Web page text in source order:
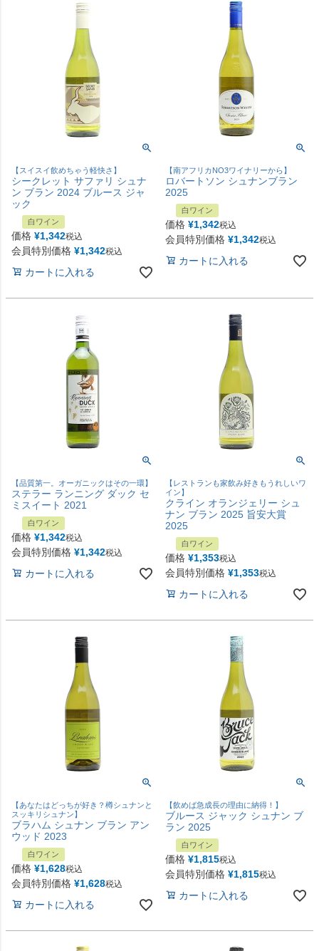
【スイスイ飲めちゃう軽快さ】
シークレット サファリ シュナ
ン ブラン 2024 ブルース ジャ
ック
白ワイン
価格 ¥1,342税込
会員特別価格 ¥1,342税込
カートに入れる
【南アフリカNO3ワイナリーから】
ロバートソン シュナンブラン
2025
白ワイン
価格 ¥1,342税込
会員特別価格 ¥1,342税込
カートに入れる
【品質第一。オーガニックはその一環】
ステラー ランニング ダック セ
ミスイート 2021
白ワイン
価格 ¥1,342税込
会員特別価格 ¥1,342税込
カートに入れる
【レストランも家飲み好きもうれしいワ
イン】
クライン オランジェリー シュ
ナン ブラン 2025 旨安大賞
2025
白ワイン
価格 ¥1,353税込
会員特別価格 ¥1,353税込
カートに入れる
【あなたはどっちが好き？樽シュナンと
スッキリシュナン】
ブラハム シュナン ブラン アン
ウッド 2023
白ワイン
価格 ¥1,628税込
会員特別価格 ¥1,628税込
カートに入れる
【飲めば急成長の理由に納得！】
ブルース ジャック シュナン ブ
ラン 2025
白ワイン
価格 ¥1,815税込
会員特別価格 ¥1,815税込
カートに入れる